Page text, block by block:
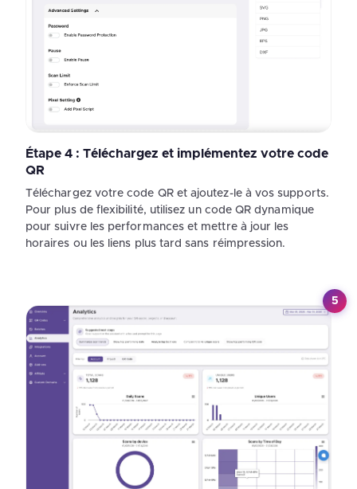
Étape 4 : Téléchargez et implémentez votre code
QR
Téléchargez votre code QR et ajoutez-le à vos supports.
Pour plus de flexibilité, utilisez un code QR dynamique
pour suivre les performances et mettre à jour les
horaires ou les liens plus tard sans réimpression.
5